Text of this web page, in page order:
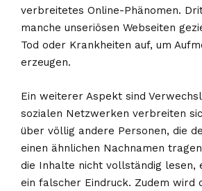
verbreitetes Online-Phänomen.
manche unseriösen Webseiten
Tod oder Krankheiten auf, um
erzeugen.
Ein weiterer Aspekt sind
sozialen Netzwerken verbreiten
über völlig andere Personen, die
einen ähnlichen Nachnamen
die Inhalte nicht vollständig lesen,
ein falscher Eindruck. Zudem wird